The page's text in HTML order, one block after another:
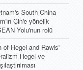
South China
Çin'e yönelik
Yolu'nun rolü
of Hegel and Rawls'
Hegel ve